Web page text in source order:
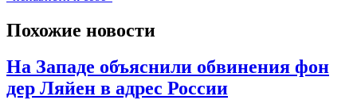
Похожие новости
На Западе объяснили обвинения фон
дер Ляйен в адрес России